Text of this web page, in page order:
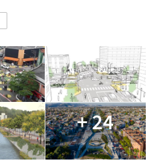
+ 24